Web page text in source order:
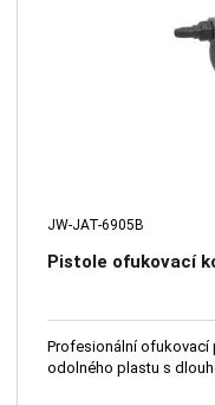
JW-JAT-6905B
Pistole ofukovací
Profesionální ofukovací
odolného plastu s